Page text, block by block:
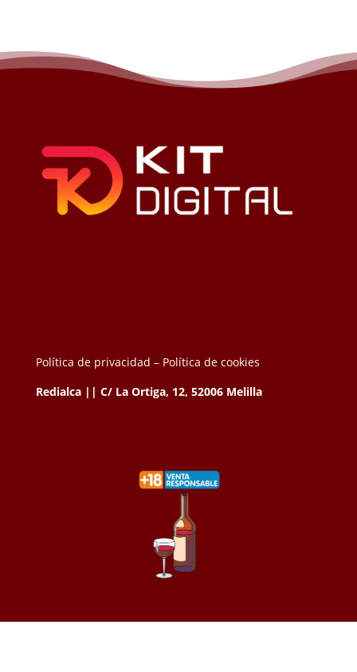
Política de privacidad – Política de cookies
Redialca || C/ La Ortiga, 12, 52006 Melilla